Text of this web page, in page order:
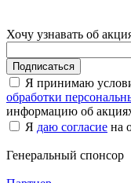
Хочу узнавать об
Подписаться
Я принимаю
обработки
информацию об
Я даю согласие на
Генеральный спонсор